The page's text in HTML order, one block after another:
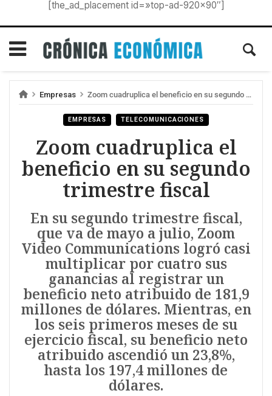
[the_ad_placement id=»top-ad-920×90″]
Empresas Zoom cuadruplica el beneficio en su segundo trimestre fiscal
EMPRESAS TELECOMUNICACIONES
Zoom cuadruplica el
beneficio en su segundo
trimestre fiscal
En su segundo trimestre fiscal,
que va de mayo a julio, Zoom
Video Communications logró casi
multiplicar por cuatro sus
ganancias al registrar un
beneficio neto atribuido de 181,9
millones de dólares. Mientras, en
los seis primeros meses de su
ejercicio fiscal, su beneficio neto
atribuido ascendió un 23,8%,
hasta los 197,4 millones de
dólares.